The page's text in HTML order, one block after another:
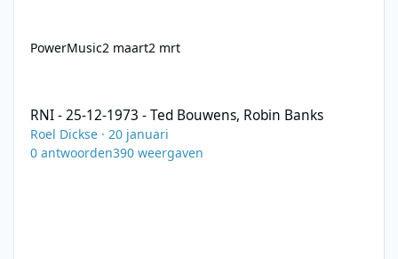
PowerMusic2 maart2 mrt
RNI - 25-12-1973 - Ted Bouwens, Robin Banks
Roel Dickse ·20 januari
0 antwoorden390 weergaven